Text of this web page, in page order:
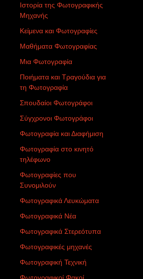
Ιστορία της Φωτογραφικής
Μηχανής
Κείμενα και Φωτογραφίες
Μαθήματα Φωτογραφίας
Μια Φωτογραφία
Ποιήματα και Τραγούδια για
τη Φωτογραφία
Σπουδαίοι Φωτογράφοι
Σύγχρονοι Φωτογράφοι
Φωτογραφία και Διαφήμιση
Φωτογραφία στο κινητό
τηλέφωνο
Φωτογραφίες που
Συνομιλούν
Φωτογραφικά Λευκώματα
Φωτογραφικά Νέα
Φωτογραφικά Στερεότυπα
Φωτογραφικές μηχανές
Φωτογραφική Τεχνική
Φωτογραφικοί Φακοί